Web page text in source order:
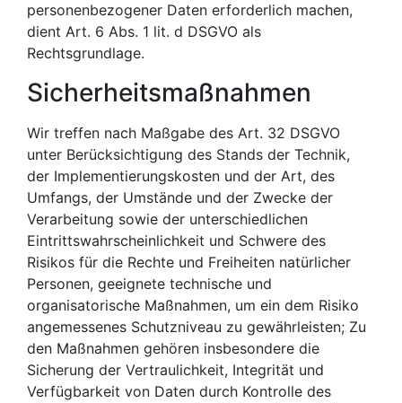
personenbezogener Daten erforderlich machen,
dient Art. 6 Abs. 1 lit. d DSGVO als
Rechtsgrundlage.
Sicherheitsmaßnahmen
Wir treffen nach Maßgabe des Art. 32 DSGVO
unter Berücksichtigung des Stands der Technik,
der Implementierungskosten und der Art, des
Umfangs, der Umstände und der Zwecke der
Verarbeitung sowie der unterschiedlichen
Eintrittswahrscheinlichkeit und Schwere des
Risikos für die Rechte und Freiheiten natürlicher
Personen, geeignete technische und
organisatorische Maßnahmen, um ein dem Risiko
angemessenes Schutzniveau zu gewährleisten; Zu
den Maßnahmen gehören insbesondere die
Sicherung der Vertraulichkeit, Integrität und
Verfügbarkeit von Daten durch Kontrolle des